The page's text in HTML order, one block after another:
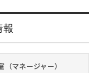
報
マネージャー）